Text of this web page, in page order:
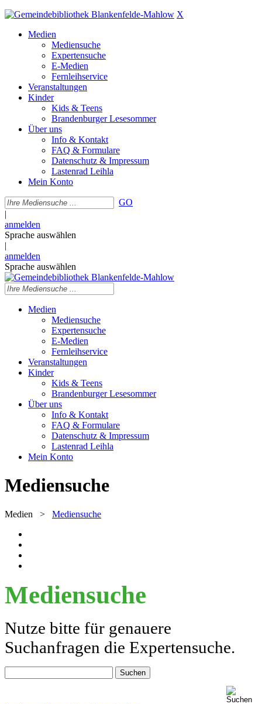
X
Medien
Mediensuche
Expertensuche
E-Medien
Fernleihservice
Veranstaltungen
Kinder
Kids & Teens
Brandenburger Lesesommer
Über uns
Info & Kontakt
FAQ & Formulare
Datenschutz & Impressum
Lastenrad Leihla
Mein Konto
GO
|
anmelden
Sprache auswählen
|
anmelden
Sprache auswählen
Medien
Mediensuche
Expertensuche
E-Medien
Fernleihservice
Veranstaltungen
Kinder
Kids & Teens
Brandenburger Lesesommer
Über uns
Info & Kontakt
FAQ & Formulare
Datenschutz & Impressum
Lastenrad Leihla
Mein Konto
Mediensuche
Medien > Mediensuche
Mediensuche
Nutze bitte für genauere
Suchanfragen die Expertensuche.